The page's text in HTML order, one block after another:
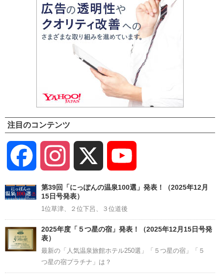
注目のコンテンツ
Facebook Instagram
Channel
第39回「にっぽんの温泉100選」発表！（2025年12月
15日号発表）
1位草津、２位下呂、３位道後
2025年度「５つ星の宿」発表！（2025年12月15日号発
表）
最新の「人気温泉旅館ホテル250選」「５つ星の宿」「５
つ星の宿プラチナ」は？